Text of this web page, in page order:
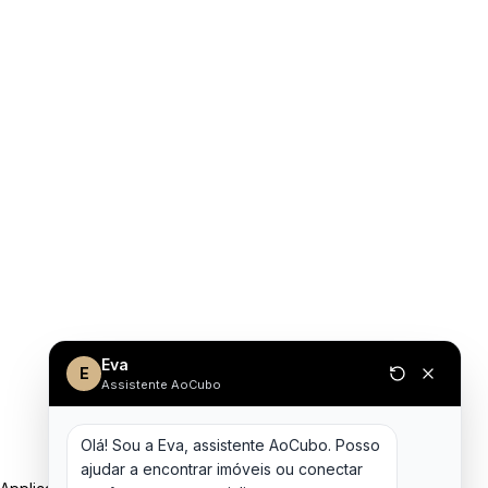
E Eva
Assistente AoCubo
Olá! Sou a Eva, assistente AoCubo. Posso
ajudar a encontrar imóveis ou conectar